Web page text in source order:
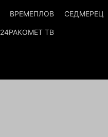
ВРЕМЕПЛОВ СЕДМЕРЕЦ
24РАКОМЕТ ТВ